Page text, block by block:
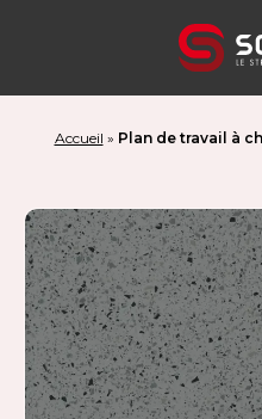
Accueil » Plan de travail à